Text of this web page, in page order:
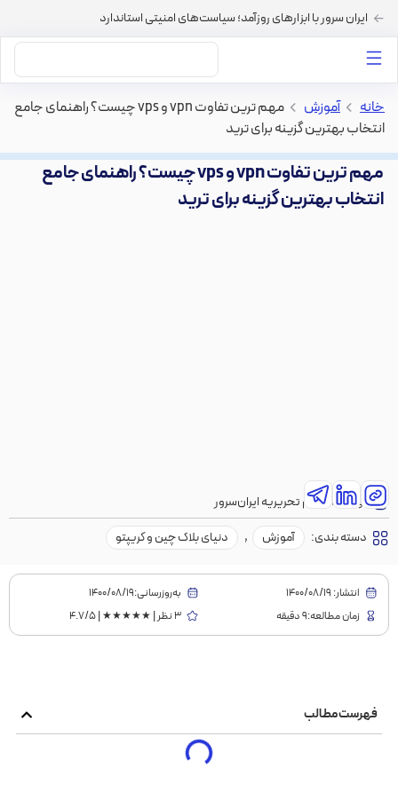
ایران سرور با ابزارهای روزآمد؛ سیاست‌های امنیتی استاندارد
خانه > آموزش >
مهم‌ ترین تفاوت vpn و vps چیست؟ راهنمای جامع
انتخاب بهترین گزینه برای ترید
مهم‌ ترین تفاوت vpn و vps چیست؟ راهنمای جامع
انتخاب بهترین گزینه برای ترید
نویسنده:تیم تحریریه ایران‌سرور
دسته بندی:
آموزش , دنیای بلاک چین و کریپتو
انتشار: 1400/08/19
به‌روز‌رسانی:۱۴۰۰/۰۸/۱۹
زمان مطالعه:9 دقیقه
3 نظر | ★★★★★ | 4.7/5
فهرست مطالب